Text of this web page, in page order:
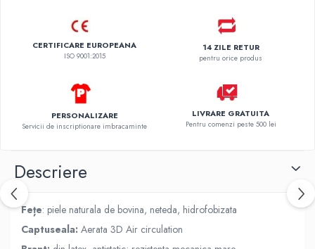
CERTIFICARE EUROPEANA
ISO 9001:2015
14 ZILE RETUR
pentru orice produs
PERSONALIZARE
Servicii de inscriptionare imbracaminte
LIVRARE GRATUITA
Pentru comenzi peste 500 lei
Descriere
Fețe: piele naturala de bovina, neteda, hidrofobizata
Captuseala: Aerata 3D Air circulation